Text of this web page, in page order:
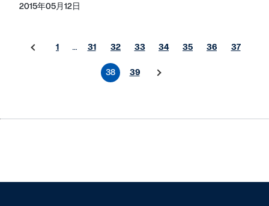
2015年05月12日
1 … 31 32 33 34 35 36 37
38 39